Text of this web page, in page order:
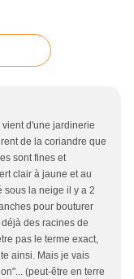
vient d'une jardinerie
de la coriandre que
sont fines et
clair à jaune et au
sous la neige il y a 2
pour bouturer
des racines de
pas le terme exact,
ainsi. Mais je vais
(peut-être en terre